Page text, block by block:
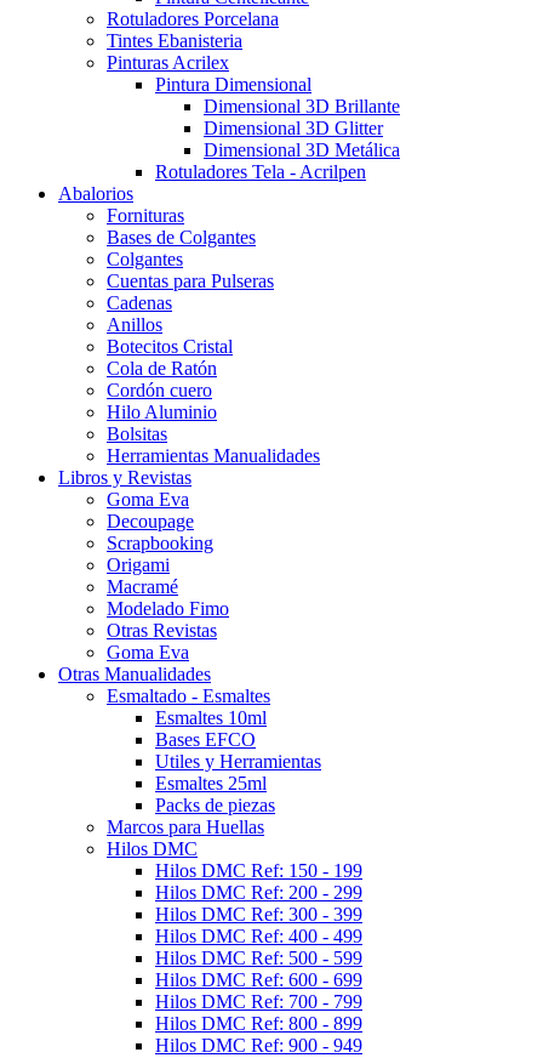
Rotuladores Porcelana
Tintes Ebanisteria
Pinturas Acrilex
Pintura Dimensional
Dimensional 3D Brillante
Dimensional 3D Glitter
Dimensional 3D Metálica
Rotuladores Tela - Acrilpen
Abalorios
Fornituras
Bases de Colgantes
Colgantes
Cuentas para Pulseras
Cadenas
Anillos
Botecitos Cristal
Cola de Ratón
Cordón cuero
Hilo Aluminio
Bolsitas
Herramientas Manualidades
Libros y Revistas
Goma Eva
Decoupage
Scrapbooking
Origami
Macramé
Modelado Fimo
Otras Revistas
Goma Eva
Otras Manualidades
Esmaltado - Esmaltes
Esmaltes 10ml
Bases EFCO
Utiles y Herramientas
Esmaltes 25ml
Packs de piezas
Marcos para Huellas
Hilos DMC
Hilos DMC Ref: 150 - 199
Hilos DMC Ref: 200 - 299
Hilos DMC Ref: 300 - 399
Hilos DMC Ref: 400 - 499
Hilos DMC Ref: 500 - 599
Hilos DMC Ref: 600 - 699
Hilos DMC Ref: 700 - 799
Hilos DMC Ref: 800 - 899
Hilos DMC Ref: 900 - 949